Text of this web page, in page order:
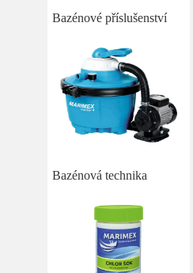
Bazénové příslušenství
Bazénová technika